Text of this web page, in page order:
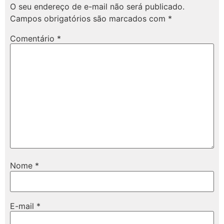
O seu endereço de e-mail não será publicado.
Campos obrigatórios são marcados com *
Comentário *
Nome *
E-mail *